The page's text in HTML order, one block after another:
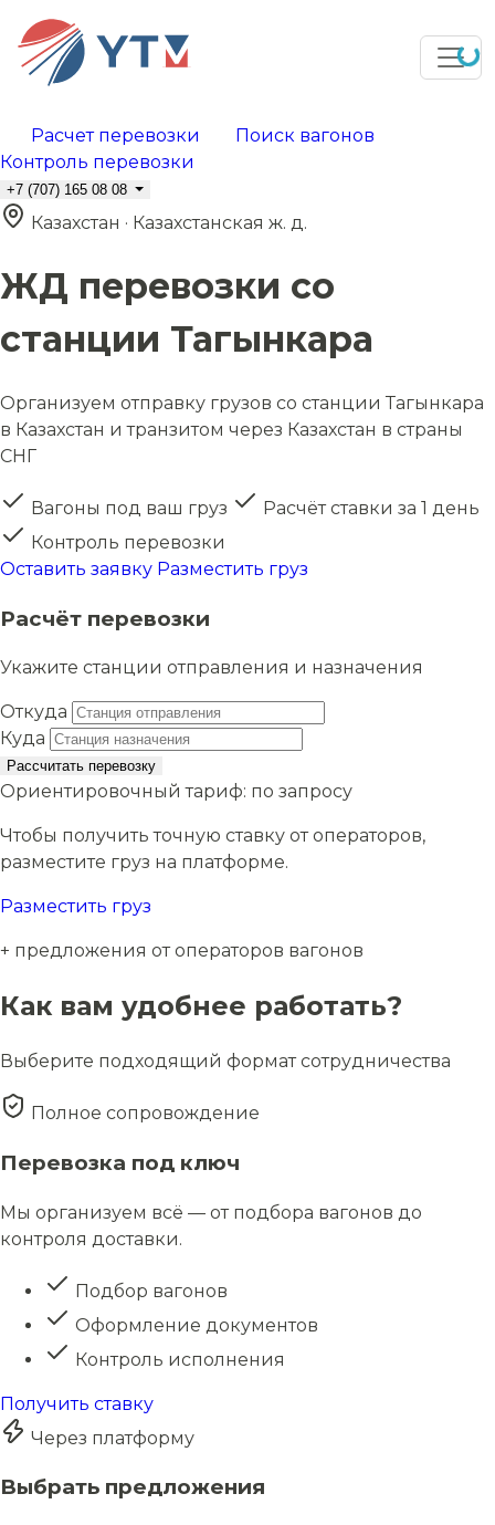
Расчет перевозки
Поиск вагонов
Контроль перевозки
+7 (707) 165 08 08
Казахстан · Казахстанская ж. д.
ЖД перевозки со
станции Тагынкара
Организуем отправку грузов со станции Тагынкара
в Казахстан и транзитом через Казахстан в страны
СНГ
Вагоны под ваш груз
Расчёт ставки за 1 день
Контроль перевозки
Оставить заявку Разместить груз
Расчёт перевозки
Укажите станции отправления и назначения
Откуда
Куда
Рассчитать перевозку
Ориентировочный тариф: по запросу
Чтобы получить точную ставку от операторов,
разместите груз на платформе.
Разместить груз
+ предложения от операторов вагонов
Как вам удобнее работать?
Выберите подходящий формат сотрудничества
Полное сопровождение
Перевозка под ключ
Мы организуем всё — от подбора вагонов до
контроля доставки.
Подбор вагонов
Оформление документов
Контроль исполнения
Получить ставку
Через платформу
Выбрать предложения